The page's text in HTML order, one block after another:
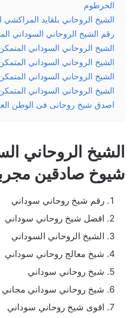
الخرطوم
الشيخ الروحاني بلقايد المراكشي
رقم الشيخ الروحاني السوداني
الشيخ الروحاني السوداني
الشيخ الروحاني السوداني
الشيخ الروحاني السوداني
الشيخ الروحاني السوداني
اصدق شيخ روحانى فى الوطن
الشيخ الروحاني
شيوخ صادقين
رقم شيخ روحاني سوداني
افضل شيخ روحاني سوداني
الشيخ الروحاني السوداني
شيخ معالج روحاني سوداني
شيخ روحاني سوداني
شيخ روحاني سوداني مجاني
اقوى شيخ روحاني سوداني